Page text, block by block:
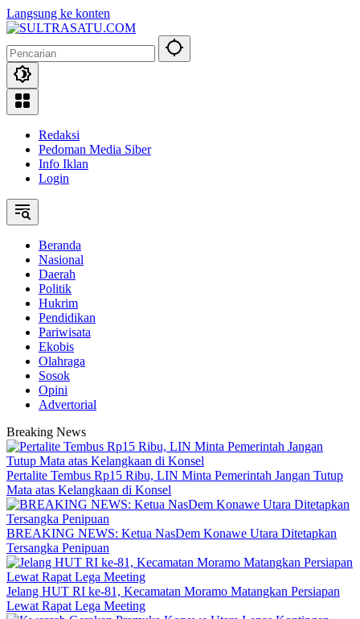
Langsung ke konten
Redaksi
Pedoman Media Siber
Info Iklan
Login
Beranda
Nasional
Daerah
Politik
Hukrim
Pendidikan
Pariwisata
Ekobis
Olahraga
Sosok
Opini
Advertorial
Breaking News
‎Pertalite Tembus Rp15 Ribu, LIN Minta Pemerintah Jangan Tutup
Mata atas Kelangkaan di Konsel
BREAKING NEWS: Ketua NasDem Konawe Utara Ditetapkan
Tersangka Penipuan
‎Jelang HUT RI ke-81, Kecamatan Moramo Matangkan Persiapan
Lewat Rapat Lega Meeting